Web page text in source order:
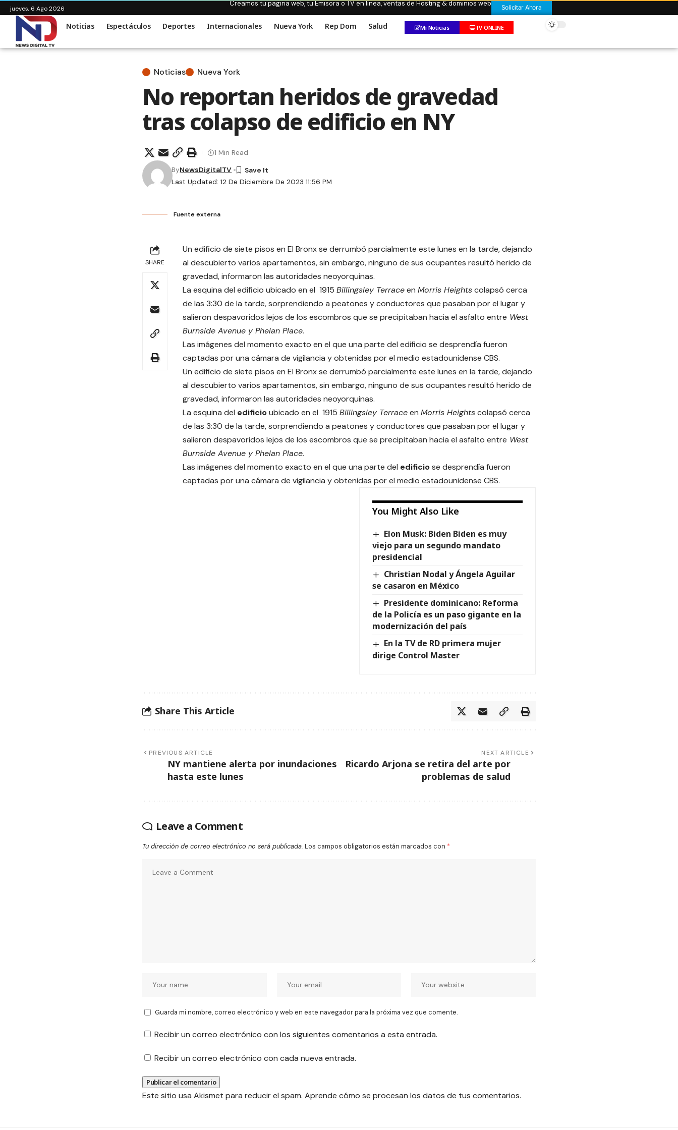
jueves, 6 Ago 2026
Creamos tu pagina web, tu Emisora o TV en linea, ventas de Hosting & dominios web Solicitar Ahora
Noticias Espectáculos Deportes Internacionales Nueva York Rep Dom Salud Mi Noticias TV ONLINE
Noticias Nueva York
No reportan heridos de gravedad
tras colapso de edificio en NY
Last Updated: 12 De Diciembre De 2023 11:56 PM
ByNewsDigitalTV
1 Min Read
Fuente externa
SHARE
Un edificio de siete pisos en El Bronx se derrumbó parcialmente este lunes en la tarde, dejando
al descubierto varios apartamentos, sin embargo, ninguno de sus ocupantes resultó herido de
gravedad, informaron las autoridades neoyorquinas.
La esquina del edificio ubicado en el 1915 Billingsley Terraceen Morris Heightscolapsó cerca
de las 3:30 de la tarde, sorprendiendo a peatones y conductores que pasaban por el lugar y
salieron despavoridos lejos de los escombros que se precipitaban hacia el asfalto entre West
Burnside Avenue y Phelan Place.
Las imágenes del momento exacto en el que una parte del edificio se desprendía fueron
captadas por una cámara de vigilancia y obtenidas por el medio estadounidense CBS.
Un edificio de siete pisos en El Bronx se derrumbó parcialmente este lunes en la tarde, dejando
al descubierto varios apartamentos, sin embargo, ninguno de sus ocupantes resultó herido de
gravedad, informaron las autoridades neoyorquinas.
La esquina del edificioubicado en el 1915 Billingsley Terraceen Morris Heightscolapsó cerca
de las 3:30 de la tarde, sorprendiendo a peatones y conductores que pasaban por el lugar y
salieron despavoridos lejos de los escombros que se precipitaban hacia el asfalto entre West
Burnside Avenue y Phelan Place.
Las imágenes del momento exacto en el que una parte del edificiose desprendía fueron
captadas por una cámara de vigilancia y obtenidas por el medio estadounidense CBS.
You Might Also Like
Elon Musk: Biden Biden es muy
viejo para un segundo mandato
presidencial
Christian Nodal y Ángela Aguilar
se casaron en México
Presidente dominicano: Reforma
de la Policía es un paso gigante en la
modernización del país
En la TV de RD primera mujer
dirige Control Master
Share This Article
PREVIOUS ARTICLE
NY mantiene alerta por inundaciones
hasta este lunes
NEXT ARTICLE
Ricardo Arjona se retira del arte por
problemas de salud
Leave a Comment
Tu dirección de correo electrónico no será publicada. Los campos obligatorios están marcados con *
Guarda mi nombre, correo electrónico y web en este navegador para la próxima vez que comente.
Recibir un correo electrónico con los siguientes comentarios a esta entrada.
Recibir un correo electrónico con cada nueva entrada.
Este sitio usa Akismet para reducir el spam. Aprende cómo se procesan los datos de tus comentarios.